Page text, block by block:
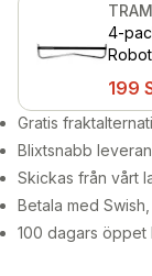
4-
199
Gratis
Blixtsnabb
Skickas från vårt
Betala med
100 dagars öppet